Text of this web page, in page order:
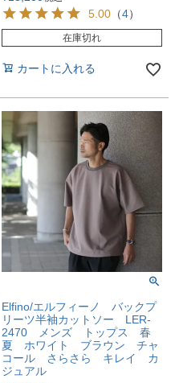
5.00 （4）
在庫切れ
カートに入れる
Elfino/エルフィーノ バックプ
リーツ半袖カットソー LER-
2470 メンズ トップス 春
夏 ホワイト ブラウン チャ
コール さらさら キレイ カ
ジュアル